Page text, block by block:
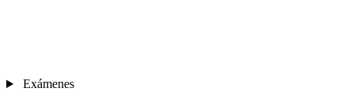
Exámenes